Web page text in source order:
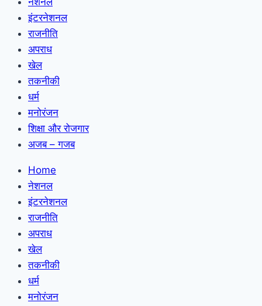
इंटरनेशनल
राजनीति
अपराध
खेल
तकनीकी
धर्म
मनोरंजन
शिक्षा और रोजगार
अजब – गजब
Home
नेशनल
इंटरनेशनल
राजनीति
अपराध
खेल
तकनीकी
धर्म
मनोरंजन